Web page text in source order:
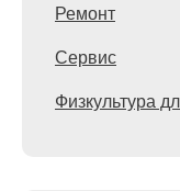
Ремонт
Сервис
Физкультура